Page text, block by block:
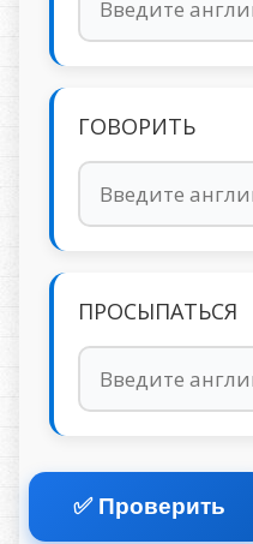
ГОВОРИТЬ
ПРОСЫПАТЬСЯ
✅ Проверить